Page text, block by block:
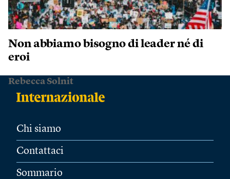
Non abbiamo bisogno di leader né di
eroi
Rebecca Solnit
Chi siamo
Contattaci
Sommario